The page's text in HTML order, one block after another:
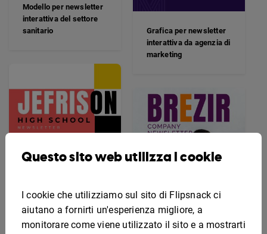
Modello per newsletter
interattiva del settore
sanitario
Grafica per newsletter
interattiva da agenzia di
marketing
Questo sito web utilizza i cookie
I cookie che utilizziamo sul sito di Flipsnack ci
aiutano a fornirti un'esperienza migliore, a
monitorare come viene utilizzato il sito e a mostrarti